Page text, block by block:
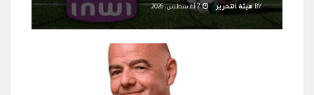
BY هيئة التحرير 7 أغسطس، 2026